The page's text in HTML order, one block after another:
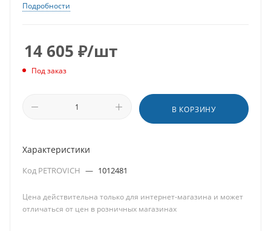
Подробности
14 605 ₽/шт
Под заказ
В КОРЗИНУ
Характеристики
Код PETROVICH — 1012481
Цена действительна только для интернет-магазина и может
отличаться от цен в розничных магазинах